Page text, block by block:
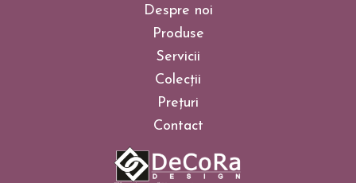
Despre noi
Produse
Servicii
Colecții
Prețuri
Contact